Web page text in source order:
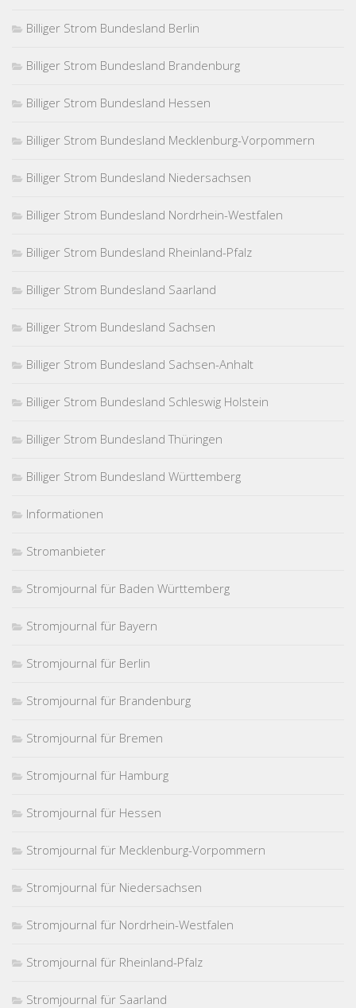
Billiger Strom Bundesland Berlin
Billiger Strom Bundesland Brandenburg
Billiger Strom Bundesland Hessen
Billiger Strom Bundesland Mecklenburg-Vorpommern
Billiger Strom Bundesland Niedersachsen
Billiger Strom Bundesland Nordrhein-Westfalen
Billiger Strom Bundesland Rheinland-Pfalz
Billiger Strom Bundesland Saarland
Billiger Strom Bundesland Sachsen
Billiger Strom Bundesland Sachsen-Anhalt
Billiger Strom Bundesland Schleswig Holstein
Billiger Strom Bundesland Thüringen
Billiger Strom Bundesland Württemberg
Informationen
Stromanbieter
Stromjournal für Baden Württemberg
Stromjournal für Bayern
Stromjournal für Berlin
Stromjournal für Brandenburg
Stromjournal für Bremen
Stromjournal für Hamburg
Stromjournal für Hessen
Stromjournal für Mecklenburg-Vorpommern
Stromjournal für Niedersachsen
Stromjournal für Nordrhein-Westfalen
Stromjournal für Rheinland-Pfalz
Stromjournal für Saarland